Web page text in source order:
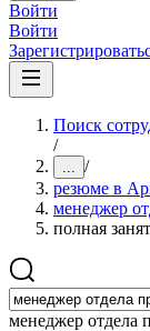
Войти
Войти
Поиск
/
... /
резюме в
менеджер
полная
менеджер отдела